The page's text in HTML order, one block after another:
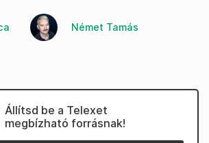
Német Tamás
Állítsd be a Telexet
megbízható forrásnak!